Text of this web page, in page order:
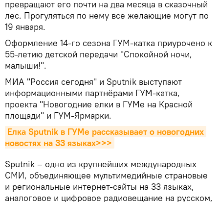
превращают его почти на два месяца в сказочный
лес. Прогуляться по нему все желающие могут по
19 января.
Оформление 14-го сезона ГУМ-катка приурочено к
55-летию детской передачи "Спокойной ночи,
малыши!".
МИА "Россия сегодня" и Sputnik выступают
информационными партнёрами ГУМ-катка,
проекта "Новогодние елки в ГУМе на Красной
площади" и ГУМ-Ярмарки.
Елка Sputnik в ГУМе рассказывает о новогодних
новостях на 33 языках>>>
Sputnik – одно из крупнейших международных
СМИ, объединяющее мультимедийные страновые
и региональные интернет-сайты на 33 языках,
аналоговое и цифровое радиовещание на русском,